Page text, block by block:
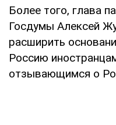
Более того, глава
Госдумы Алексей
расширить
Россию
отзывающимся о